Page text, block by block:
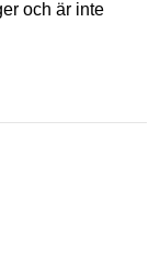
och är inte